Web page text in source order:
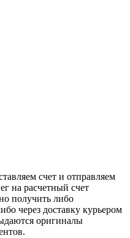
счет и отправляем
на расчетный счет
получить либо
через доставку курьером
оригиналы